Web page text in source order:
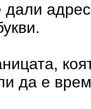
да е